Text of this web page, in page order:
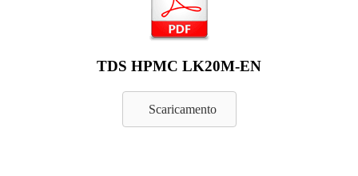
TDS HPMC LK20M-EN
Scaricamento